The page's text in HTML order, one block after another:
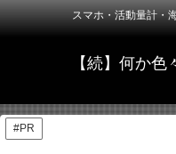
スマホ・活動量計・
【続】何か
#PR